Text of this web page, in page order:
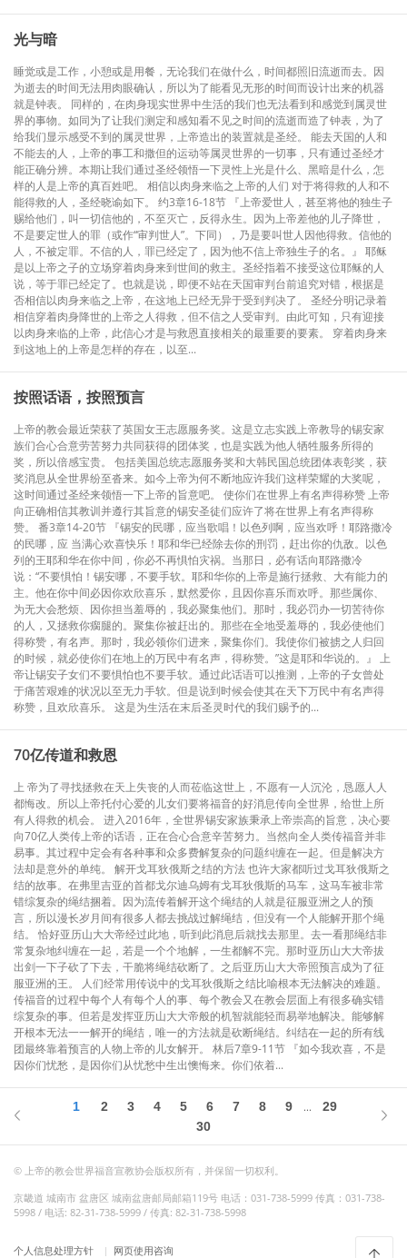
光与暗
睡觉或是工作，小憩或是用餐，无论我们在做什么，时间都照旧流逝而去。因
为逝去的时间无法用肉眼确认，所以为了能看见无形的时间而设计出来的机器
就是钟表。 同样的，在肉身现实世界中生活的我们也无法看到和感觉到属灵世
界的事物。如同为了让我们测定和感知看不见之时间的流逝而造了钟表，为了
给我们显示感受不到的属灵世界，上帝造出的装置就是圣经。 能去天国的人和
不能去的人，上帝的事工和撒但的运动等属灵世界的一切事，只有通过圣经才
能正确分辨。本期让我们通过圣经领悟一下灵性上光是什么、黑暗是什么，怎
样的人是上帝的真百姓吧。 相信以肉身来临之上帝的人们 对于将得救的人和不
能得救的人，圣经晓谕如下。 约3章16-18节 『上帝爱世人，甚至将他的独生子
赐给他们，叫一切信他的，不至灭亡，反得永生。因为上帝差他的儿子降世，
不是要定世人的罪（或作“审判世人”。下同），乃是要叫世人因他得救。信他的
人，不被定罪。不信的人，罪已经定了，因为他不信上帝独生子的名。』 耶稣
是以上帝之子的立场穿着肉身来到世间的救主。圣经指着不接受这位耶稣的人
说，等于罪已经定了。也就是说，即便不站在天国审判台前追究对错，根据是
否相信以肉身来临之上帝，在这地上已经无异于受到判决了。 圣经分明记录着
相信穿着肉身降世的上帝之人得救，但不信之人受审判。由此可知，只有迎接
以肉身来临的上帝，此信心才是与救恩直接相关的最重要的要素。 穿着肉身来
到这地上的上帝是怎样的存在，以至...
按照话语，按照预言
上帝的教会最近荣获了英国女王志愿服务奖。这是立志实践上帝教导的锡安家
族们合心合意劳苦努力共同获得的团体奖，也是实践为他人牺牲服务所得的
奖，所以倍感宝贵。 包括美国总统志愿服务奖和大韩民国总统团体表彰奖，获
奖消息从全世界纷至沓来。如今上帝为何不断地应许我们这样荣耀的大奖呢，
这时间通过圣经来领悟一下上帝的旨意吧。 使你们在世界上有名声得称赞 上帝
向正确相信其教训并遵行其旨意的锡安圣徒们应许了将在世界上有名声得称
赞。 番3章14-20节 『锡安的民哪，应当歌唱！以色列啊，应当欢呼！耶路撒冷
的民哪，应 当满心欢喜快乐！耶和华已经除去你的刑罚，赶出你的仇敌。以色
列的王耶和华在你中间，你必不再惧怕灾祸。当那日，必有话向耶路撒冷
说：“不要惧怕！锡安哪，不要手软。耶和华你的上帝是施行拯救、大有能力的
主。他在你中间必因你欢欣喜乐，默然爱你，且因你喜乐而欢呼。那些属你、
为无大会愁烦、因你担当羞辱的，我必聚集他们。那时，我必罚办一切苦待你
的人，又拯救你瘸腿的。聚集你被赶出的。那些在全地受羞辱的，我必使他们
得称赞，有名声。那时，我必领你们进来，聚集你们。我使你们被掳之人归回
的时候，就必使你们在地上的万民中有名声，得称赞。”这是耶和华说的。』 上
帝让锡安子女们不要惧怕也不要手软。通过此话语可以推测，上帝的子女曾处
于痛苦艰难的状况以至无力手软。但是说到时候会使其在天下万民中有名声得
称赞，且欢欣喜乐。 这是为生活在末后圣灵时代的我们赐予的...
70亿传道和救恩
上 帝为了寻找拯救在天上失丧的人而莅临这世上，不愿有一人沉沦，恳愿人人
都悔改。所以上帝托付心爱的儿女们要将福音的好消息传向全世界，给世上所
有人得救的机会。 进入2016年，全世界锡安家族秉承上帝崇高的旨意，决心要
向70亿人类传上帝的话语，正在合心合意辛苦努力。当然向全人类传福音并非
易事。其过程中定会有各种事和众多费解复杂的问题纠缠在一起。但是解决方
法却是意外的单纯。 解开戈耳狄俄斯之结的方法 也许大家都听过戈耳狄俄斯之
结的故事。在弗里吉亚的首都戈尔迪乌姆有戈耳狄俄斯的马车，这马车被非常
错综复杂的绳结捆着。因为流传着解开这个绳结的人就是征服亚洲之人的预
言，所以漫长岁月间有很多人都去挑战过解绳结，但没有一个人能解开那个绳
结。 恰好亚历山大大帝经过此地，听到此消息后就找去那里。去一看那绳结非
常复杂地纠缠在一起，若是一个个地解，一生都解不完。那时亚历山大大帝拔
出剑一下子砍了下去，干脆将绳结砍断了。之后亚历山大大帝照预言成为了征
服亚洲的王。 人们经常用传说中的戈耳狄俄斯之结比喻根本无法解决的难题。
传福音的过程中每个人有每个人的事、每个教会又在教会层面上有很多确实错
综复杂的事。但若是发挥亚历山大大帝般的机智就能轻而易举地解决。能够解
开根本无法一一解开的绳结，唯一的方法就是砍断绳结。纠结在一起的所有线
团最终靠着预言的人物上帝的儿女解开。 林后7章9-11节 『如今我欢喜，不是
因你们忧愁，是因你们从忧愁中生出懊悔来。你们依着...
1 2 3 4 5 6 7 8 9 ...
29
30
© 上帝的教会世界福音宣教协会版权所有，并保留一切权利。
京畿道 城南市 盆唐区 城南盆唐邮局邮箱119号 电话：031-738-5999 传真：031-738-
5998 / 电话: 82-31-738-5999 / 传真: 82-31-738-5998
个人信息处理方针 网页使用咨询